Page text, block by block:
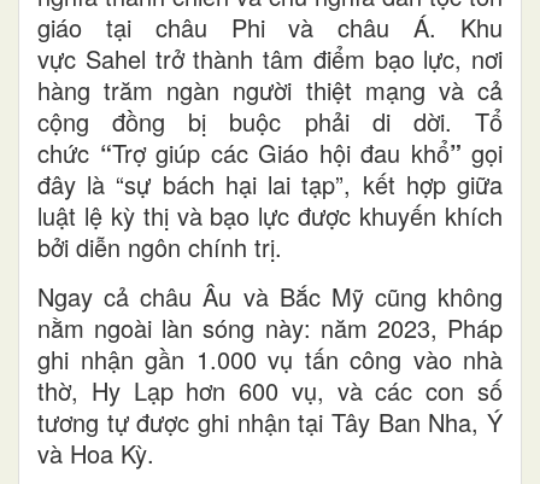
giáo tại châu Phi và châu Á. Khu
vực Sahel trở thành tâm điểm bạo lực, nơi
hàng trăm ngàn người thiệt mạng và cả
cộng đồng bị buộc phải di dời. Tổ
chức “Trợ giúp các Giáo hội đau khổ” gọi
đây là “sự bách hại lai tạp”, kết hợp giữa
luật lệ kỳ thị và bạo lực được khuyến khích
bởi diễn ngôn chính trị.
Ngay cả châu Âu và Bắc Mỹ cũng không
nằm ngoài làn sóng này: năm 2023, Pháp
ghi nhận gần 1.000 vụ tấn công vào nhà
thờ, Hy Lạp hơn 600 vụ, và các con số
tương tự được ghi nhận tại Tây Ban Nha, Ý
và Hoa Kỳ.